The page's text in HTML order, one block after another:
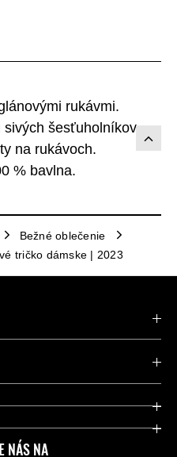
rukávmi.
šesťuholníkov.
na rukávoch.
% bavlna.
Bežné oblečenie
tričko dámske | 2023
NÁS NA